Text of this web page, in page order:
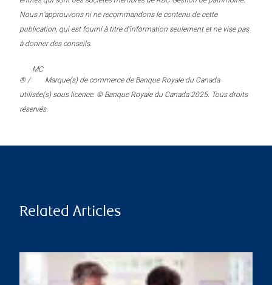
Nous n’approuvons ni ne recommandons le contenu de cette
publication, qui est fourni à titre d’information seulement et ne vise pas
à donner des conseils.
® /
MC
Marque(s) de commerce de Banque Royale du Canada
utilisée(s) sous licence. © Banque Royale du Canada 2025. Tous droits
réservés.
Related Articles